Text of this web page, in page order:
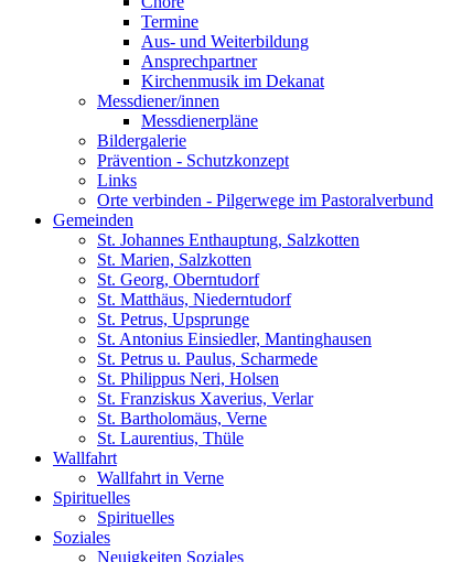
Termine
Aus- und Weiterbildung
Ansprechpartner
Kirchenmusik im Dekanat
Messdiener/innen
Messdienerpläne
Bildergalerie
Prävention - Schutzkonzept
Links
Orte verbinden - Pilgerwege im Pastoralverbund
Gemeinden
St. Johannes Enthauptung, Salzkotten
St. Marien, Salzkotten
St. Georg, Oberntudorf
St. Matthäus, Niederntudorf
St. Petrus, Upsprunge
St. Antonius Einsiedler, Mantinghausen
St. Petrus u. Paulus, Scharmede
St. Philippus Neri, Holsen
St. Franziskus Xaverius, Verlar
St. Bartholomäus, Verne
St. Laurentius, Thüle
Wallfahrt
Wallfahrt in Verne
Spirituelles
Spirituelles
Soziales
Neuigkeiten Soziales